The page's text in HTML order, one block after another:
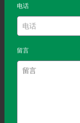
电话
留言